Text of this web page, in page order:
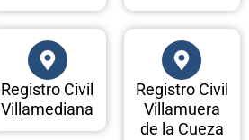
Registro Civil
Villamediana
Registro Civil
Villamuera
de la Cueza